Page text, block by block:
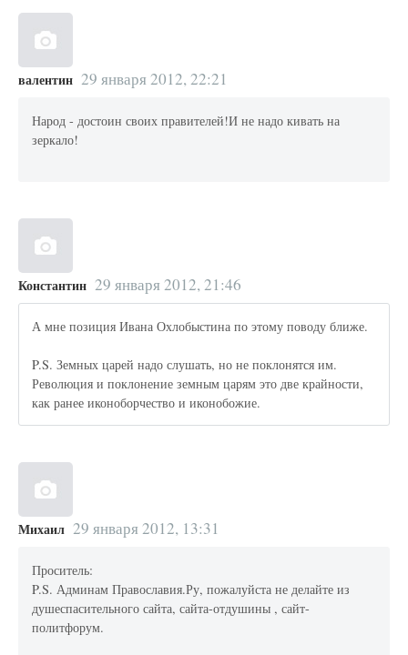
валентин 29 января 2012, 22:21
Народ - достоин своих правителей!И не надо кивать на
зеркало!
Константин 29 января 2012, 21:46
А мне позиция Ивана Охлобыстина по этому поводу ближе.
P.S. Земных царей надо слушать, но не поклонятся им.
Революция и поклонение земным царям это две крайности,
как ранее иконоборчество и иконобожие.
Михаил 29 января 2012, 13:31
Проситель:
P.S. Админам Православия.Ру, пожалуйста не делайте из
душеспасительного сайта, сайта-отдушины , сайт-
политфорум.